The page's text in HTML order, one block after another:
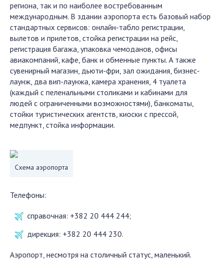
региона, так и по наиболее востребованным
международным. В здании аэропорта есть базовый набор
стандартных сервисов: онлайн-табло регистрации,
вылетов и прилетов, стойка регистрации на рейс,
регистрация багажа, упаковка чемоданов, офисы
авиакомпаний, кафе, банк и обменные пункты. А также
сувенирный магазин, дьюти-фри, зал ожидания, бизнес-
лаунж, два вип-лаунжа, камера хранения, 4 туалета
(каждый с пеленальными столиками и кабинами для
людей с ограниченными возможностями), банкоматы,
стойки туристических агентств, киоски с прессой,
медпункт, стойка информации.
Схема аэропорта
Телефоны:
справочная: +382 20 444 244;
дирекция: +382 20 444 230.
Аэропорт, несмотря на столичный статус, маленький.